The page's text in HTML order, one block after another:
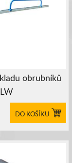
obrubníků
DO KOŠÍKU